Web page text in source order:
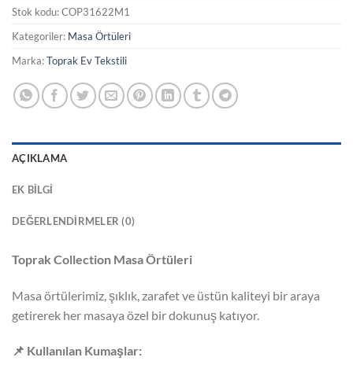
Stok kodu:COP31622M1
Kategoriler: Masa Örtüleri
Marka:Toprak Ev Tekstili
AÇIKLAMA
EK BILGI
DEĞERLENDIRMELER (0)
Toprak Collection Masa Örtüleri
Masa örtülerimiz, şıklık, zarafet ve üstün kaliteyi bir araya
getirerek her masaya özel bir dokunuş katıyor.
📌 Kullanılan Kumaşlar: